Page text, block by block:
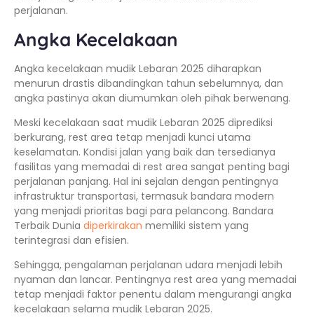
perjalanan.
Angka Kecelakaan
Angka kecelakaan mudik Lebaran 2025 diharapkan
menurun drastis dibandingkan tahun sebelumnya, dan
angka pastinya akan diumumkan oleh pihak berwenang.
Meski kecelakaan saat mudik Lebaran 2025 diprediksi
berkurang, rest area tetap menjadi kunci utama
keselamatan. Kondisi jalan yang baik dan tersedianya
fasilitas yang memadai di rest area sangat penting bagi
perjalanan panjang. Hal ini sejalan dengan pentingnya
infrastruktur transportasi, termasuk bandara modern
yang menjadi prioritas bagi para pelancong. Bandara
Terbaik Dunia diperkirakan memiliki sistem yang
terintegrasi dan efisien.
Sehingga, pengalaman perjalanan udara menjadi lebih
nyaman dan lancar. Pentingnya rest area yang memadai
tetap menjadi faktor penentu dalam mengurangi angka
kecelakaan selama mudik Lebaran 2025.